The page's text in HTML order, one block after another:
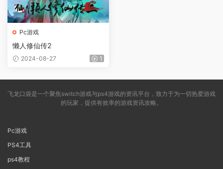
Pc游戏
懒人修仙传2
2024-08-27 1
飞龙口袋是一个聚焦switch游戏与ps4游戏的资讯平台，致力于为一切热爱游戏
的玩家，提供有效率的游戏资讯攻略。
Pc游戏
PS4工具
ps4教程